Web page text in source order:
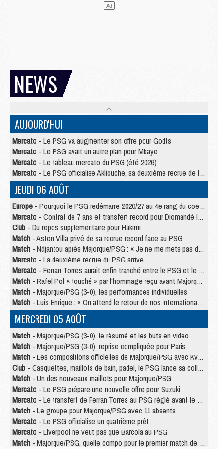
NEWS
AUJOURD'HUI
Mercato - Le PSG va augmenter son offre pour Godts
Mercato - Le PSG avait un autre plan pour Mbaye
Mercato - Le tableau mercato du PSG (été 2026)
Mercato - Le PSG officialise Akliouche, sa deuxième recrue de l’été
JEUDI 06 AOÛT
Europe - Pourquoi le PSG redémarre 2026/27 au 4e rang du coefficient UEFA
Mercato - Contrat de 7 ans et transfert record pour Diomandé loin du PSG
Club - Du repos supplémentaire pour Hakimi
Match - Aston Villa privé de sa recrue record face au PSG
Match - Ndjantou après Majorque/PSG : « Je ne me mets pas de plafond »
Mercato - La deuxième recrue du PSG arrive
Mercato - Ferran Torres aurait enfin tranché entre le PSG et le Barça
Match - Rafel Pol « touché » par l'hommage reçu avant Majorque/PSG
Match - Majorque/PSG (3-0), les performances individuelles
Match - Luis Enrique : « On attend le retour de nos internationaux »
MERCREDI 05 AOÛT
Match - Majorque/PSG (3-0), le résumé et les buts en video
Match - Majorque/PSG (3-0), reprise compliquée pour Paris
Match - Les compositions officielles de Majorque/PSG avec Kvara et de nombreux jeunes
Club - Casquettes, maillots de bain, padel, le PSG lance sa collection été
Match - Un des nouveaux maillots pour Majorque/PSG
Mercato - Le PSG prépare une nouvelle offre pour Suzuki
Mercato - Le transfert de Ferran Torres au PSG réglé avant le 12 août ?
Match - Le groupe pour Majorque/PSG avec 11 absents
Mercato - Le PSG officialise un quatrième prêt
Mercato - Liverpool ne veut pas que Barcola au PSG
Match - Majorque/PSG, quelle compo pour le premier match de la saison 2026/27 ?